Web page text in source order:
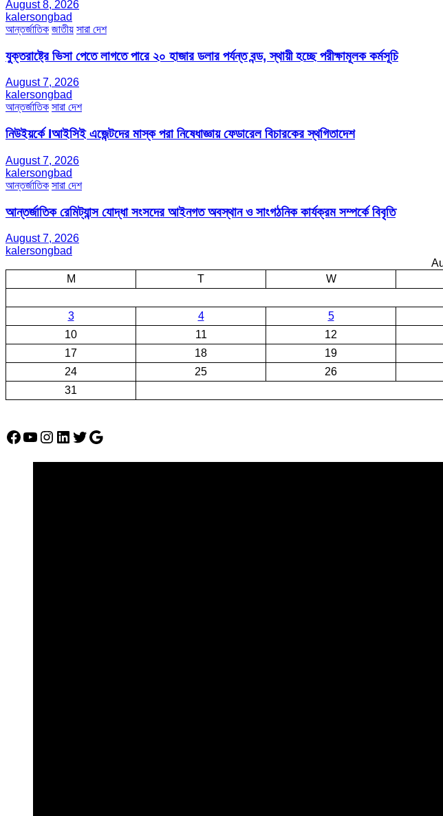
August 8, 2026
kalersongbad
আন্তর্জাতিক জাতীয় সারা দেশ
যুক্তরাষ্ট্রে ভিসা পেতে লাগতে পারে ২০ হাজার ডলার পর্যন্ত বন্ড, স্থায়ী হচ্ছে পরীক্ষামূলক কর্মসূচি
August 7, 2026
kalersongbad
আন্তর্জাতিক সারা দেশ
নিউইয়র্কে Iআইসিই এজেন্টদের মাস্ক পরা নিষেধাজ্ঞায় ফেডারেল বিচারকের স্থগিতাদেশ
August 7, 2026
kalersongbad
আন্তর্জাতিক সারা দেশ
আন্তর্জাতিক রেমিট্যান্স যোদ্ধা সংসদের আইনগত অবস্থান ও সাংগঠনিক কার্যক্রম সম্পর্কে বিবৃতি
August 7, 2026
kalersongbad
M
T W
3
4 5
10
11 12
17
18 19
24
25 26
31
Facebook
YouTube
Instagram
LinkedIn
Twitter
Google